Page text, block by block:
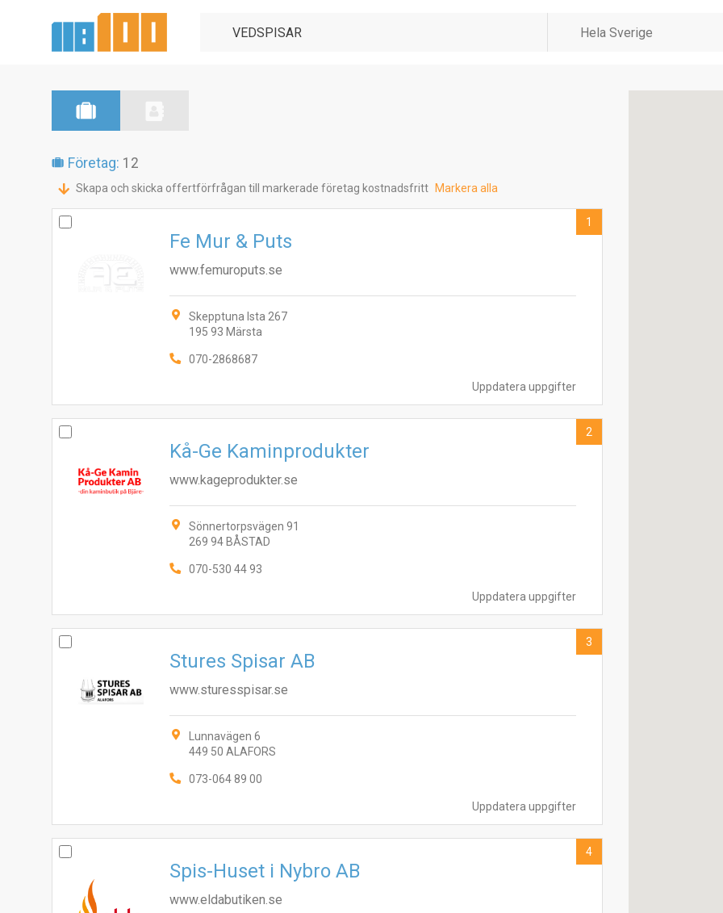
Företag: 12
Skapa och skicka offertförfrågan till markerade företag kostnadsfritt Markera alla
Uppdatera uppgifter
Fe Mur & Puts
www.femuroputs.se
Skepptuna Ista 267
195 93 Märsta
070-2868687
1
Uppdatera uppgifter
Kå-Ge Kaminprodukter
www.kageprodukter.se
Sönnertorpsvägen 91
269 94 BÅSTAD
070-530 44 93
2
Uppdatera uppgifter
Stures Spisar AB
www.sturesspisar.se
Lunnavägen 6
449 50 ALAFORS
073-064 89 00
3
Spis-Huset i Nybro AB
www.eldabutiken.se
4